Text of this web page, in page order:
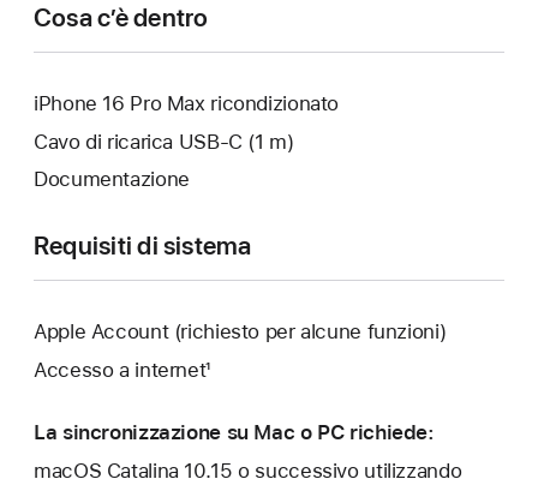
Cosa c’è dentro
iPhone 16 Pro Max ricondizionato
Cavo di ricarica USB‑C (1 m)
Documentazione
Requisiti di sistema
Apple Account (richiesto per alcune funzioni)
Accesso a internet¹
La sincronizzazione su Mac o PC richiede:
macOS Catalina 10.15 o successivo utilizzando